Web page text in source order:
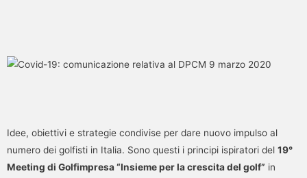
Idee, obiettivi e strategie condivise per dare nuovo impulso al
numero dei golfisti in Italia. Sono questi i principi ispiratori del 19°
Meeting di Golfimpresa “Insieme per la crescita del golf” in